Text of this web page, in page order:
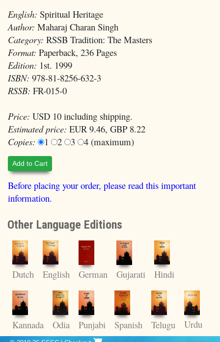
English: Spiritual Heritage
Author: Maharaj Charan Singh
Category: RSSB Tradition: The Masters
Format: Paperback, 236 Pages
Edition: 1st. 1999
ISBN: 978-81-8256-632-3
RSSB: FR-015-0
Price: USD 10 including shipping.
Estimated price: EUR 9.46, GBP 8.22
Copies:
1 2 3 4 (maximum)
Add to Cart
Before placing your order, please read this important
information.
Other Language Editions
Dutch English German Gujarati Hindi
Kannada Odia Punjabi Spanish Telugu Urdu